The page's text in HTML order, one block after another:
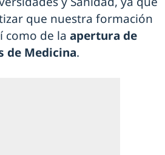
que nuestra formación
como de la apertura de
de Medicina.